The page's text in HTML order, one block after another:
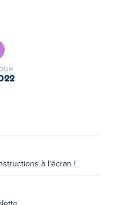
vos amis et défiez-les
Ils ont fait beaucoup
à l'écran !